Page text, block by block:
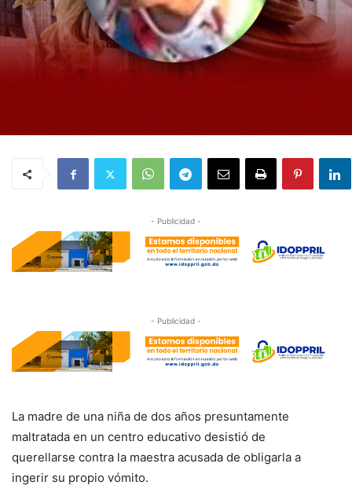
- Publicidad -
- Publicidad -
La madre de una niña de dos años presuntamente
maltratada en un centro educativo desistió de
querellarse contra la maestra acusada de obligarla a
ingerir su propio vómito.